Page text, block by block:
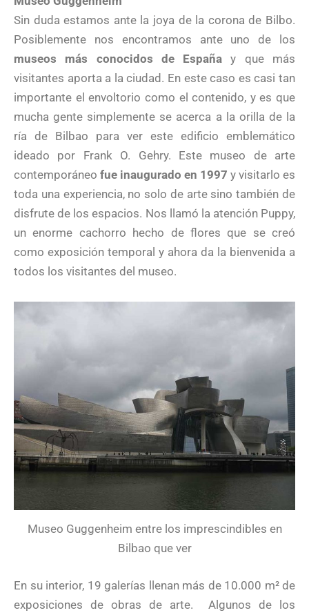
Sin duda estamos ante la joya de la corona de Bilbo.
Posiblemente nos encontramos ante uno de los
museos más conocidos de España y que más
visitantes aporta a la ciudad. En este caso es casi tan
importante el envoltorio como el contenido, y es que
mucha gente simplemente se acerca a la orilla de la
ría de Bilbao para ver este edificio emblemático
ideado por Frank O. Gehry. Este museo de arte
contemporáneo fue inaugurado en 1997 y visitarlo es
toda una experiencia, no solo de arte sino también de
disfrute de los espacios. Nos llamó la atención Puppy,
un enorme cachorro hecho de flores que se creó
como exposición temporal y ahora da la bienvenida a
todos los visitantes del museo.
Museo Guggenheim entre los imprescindibles en
Bilbao que ver
En su interior, 19 galerías llenan más de 10.000 m² de
exposiciones de obras de arte.
Algunos de los